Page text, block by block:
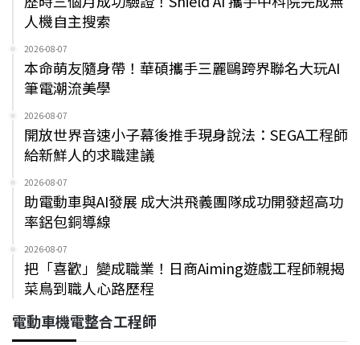
人機自主搜索
2026-08-07
本命萌友隨身帶！華碩攜手三麗鷗跨界聯名大玩AI
筆電潮流美學
2026-08-07
開放世界音速小子幕後推手現身說法：SEGA工程師
給新鮮人的求職建議
2026-08-07
助電動車與AI發展 成大洪飛義團隊成功開發超高功
率鋁包銅導線
2026-08-07
把「喜歡」變成職業！日商Aiming遊戲工程師親揭
菜鳥到職人心路歷程
電動車機電整合工程師